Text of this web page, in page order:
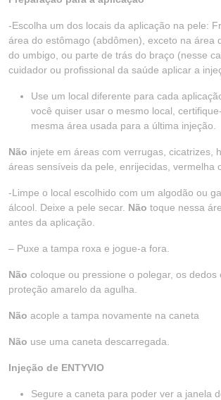
-Escolha um dos locais da aplicação na pele:
área do estômago (abdômen), exceto na área
do umbigo, ou parte de trás do braço (nesse
cuidador ou profissional da saúde aplicar a
Use um local diferente para cada
você quiser usar o mesmo local,
mesma área usada para a última injeção.
Não injete em áreas com verrugas, cicatrizes,
áreas sensíveis da pele, enrijecidas, vermelha
-Limpe o local escolhido com um algodão ou
álcool. Deixe a pele secar. Não toque nessa
antes da aplicação.
– Puxe a tampa roxa e jogue-a fora.
Não coloque ou pressione o polegar, os dedos
proteção amarelo da agulha.
Não acople a tampa novamente na caneta
Não use uma caneta descarregada.
Injeção de ENTYVIO
Segure a caneta para poder ver a janela